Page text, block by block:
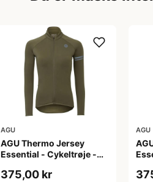
AGU
AGU Thermo Jersey
Essential - Cykeltrøje -
M
375,00 kr
AGU